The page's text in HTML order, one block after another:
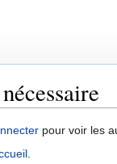
pour voir les
.